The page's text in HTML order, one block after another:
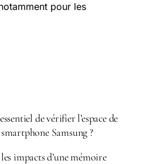
pour les
de vérifier l’espace de
Samsung ?
impacts d’une mémoire